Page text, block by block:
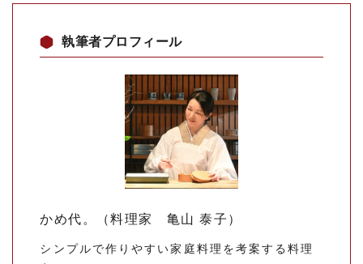
執筆者プロフィール
かめ代。（料理家 亀山 泰子）
シンプルで作りやすい家庭料理を考案する料理